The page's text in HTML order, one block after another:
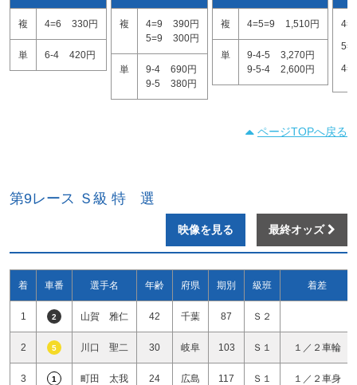
複 4=6 330円
単 6-4 420円
複 4=9
390円
5=9
300円
単 9-4
690円
9-5
380円
複 4=5=9 1,510円
単 9-4-5
3,270円
9-5-4
2,600円
ページTOPへ戻る
第9レース Ｓ級 特 選
映像を見る 最終オッズ
着 車番 選手名 年齢 府県 期別 級班 着差
1 2 山賀 雅仁 42 千葉 87 Ｓ２
2 5 川口 聖二 30 岐阜 103 Ｓ１ １／２車輪
3 1 町田 太我 24 広島 117 Ｓ１ １／２車身